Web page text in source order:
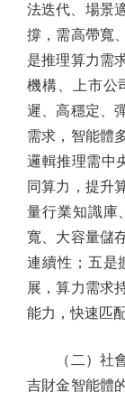
法迭代、場景
撐，需高帶寬
是推理算力需
機構、上市公
遲、高穩定、
需求，智能體
邏輯推理需中
同算力，提升
量行業知識庫
寬、大容量儲
連續性；五是
展，算力需求
能力，快速匹
（二）社會
吉財金智能體